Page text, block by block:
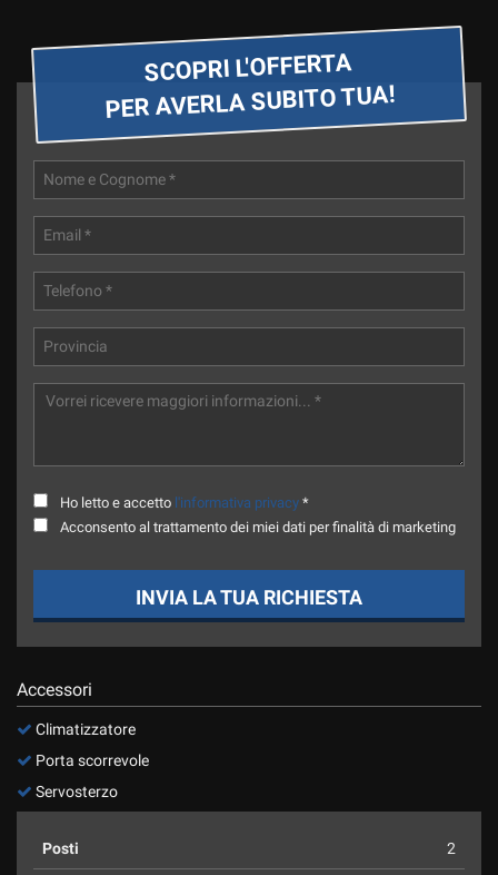
SCOPRI L'OFFERTA
PER AVERLA SUBITO TUA!
Ho letto e accetto l'informativa privacy *
Acconsento al trattamento dei miei dati per finalità di marketing
INVIA LA TUA RICHIESTA
Accessori
Climatizzatore
Porta scorrevole
Servosterzo
Posti 2